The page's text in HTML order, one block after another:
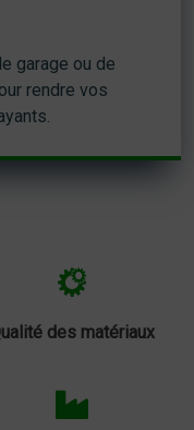
garage ou de
rendre vos
des matériaux